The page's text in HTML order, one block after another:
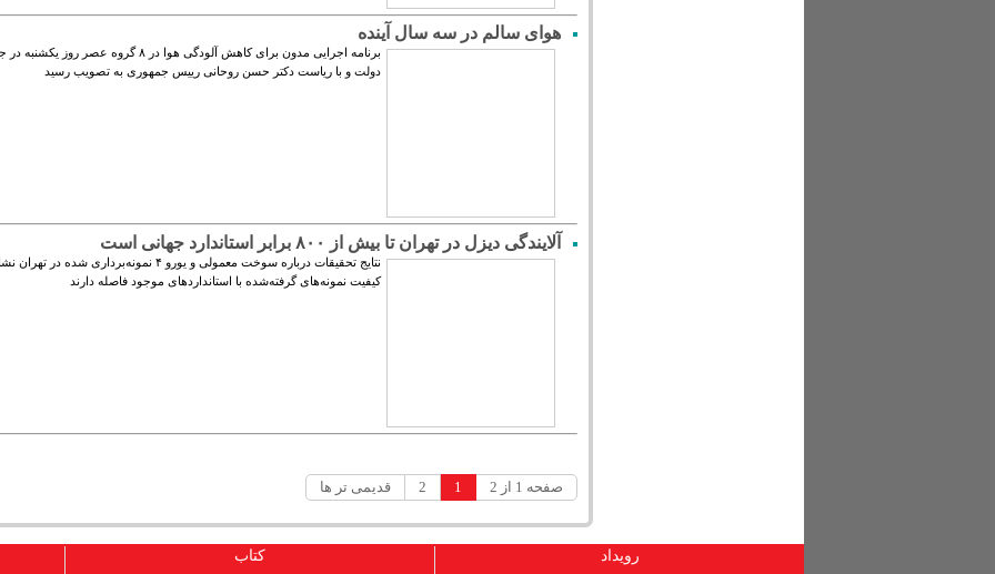
هوای سالم در سه سال آینده
برنامه اجرایی مدون برای کاهش آلودگی هوا در ۸ گروه عصر
دولت و با ریاست دکتر حسن روحانی رییس جمهوری به تصویب رسید
آلایندگی دیزل در تهران تا بیش از ۸۰۰ برابر استاندارد جهانی است
نتایج تحقیقات درباره سوخت معمولی و یورو ۴ نمونه‌برداری شده
کیفیت نمونه‌های گرفته‌شده با استانداردهای موجود فاصله دارند
صفحه 1 از 2 1
2 قدیمی تر ها
رویداد کتاب